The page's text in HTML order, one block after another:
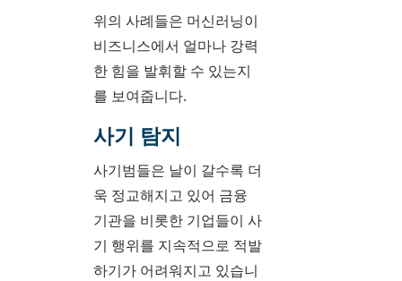
위의 사례들은 머신러닝이
비즈니스에서 얼마나 강력
한 힘을 발휘할 수 있는지
를 보여줍니다.
사기 탐지
사기범들은 날이 갈수록 더
욱 정교해지고 있어 금융
기관을 비롯한 기업들이 사
기 행위를 지속적으로 적발
하기가 어려워지고 있습니